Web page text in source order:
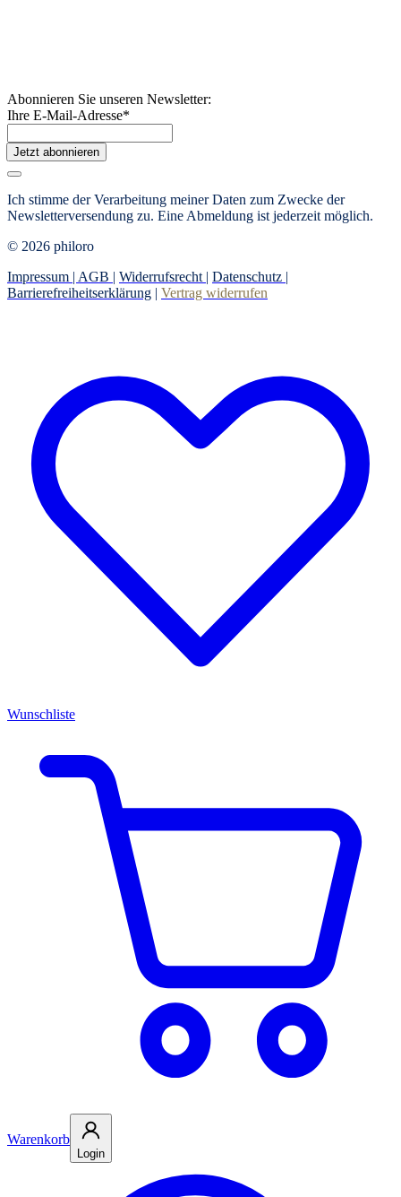
Abonnieren Sie unseren Newsletter:
Ihre E-Mail-Adresse*
Jetzt abonnieren
Ich stimme der Verarbeitung meiner Daten zum Zwecke der
Newsletterversendung zu. Eine Abmeldung ist jederzeit möglich.
© 2026 philoro
Impressum | AGB | Widerrufsrecht | Datenschutz |
Barrierefreiheitserklärung | Vertrag widerrufen
Wunschliste
Warenkorb
Login